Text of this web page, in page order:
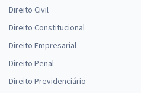
Direito Civil
Direito Constitucional
Direito Empresarial
Direito Penal
Direito Previdenciário